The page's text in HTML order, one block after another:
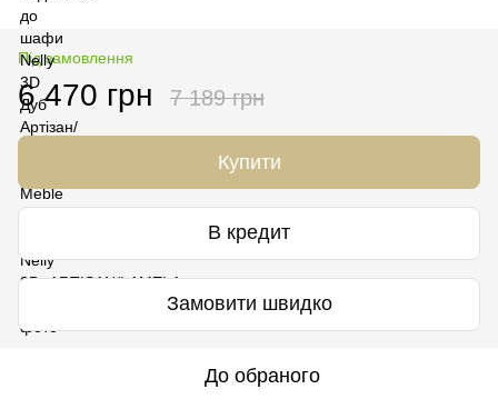
Під замовлення
6 470 грн 7 189 грн
Купити
В кредит
Замовити швидко
До обраного